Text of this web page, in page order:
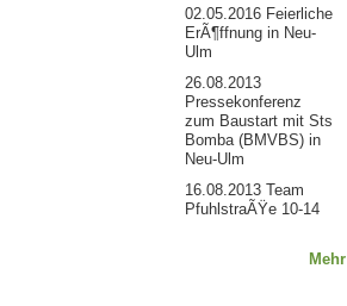
02.05.2016 Feierliche
ErÃ¶ffnung in Neu-
Ulm
26.08.2013
Pressekonferenz
zum Baustart mit Sts
Bomba (BMVBS) in
Neu-Ulm
16.08.2013 Team
PfuhlstraÃŸe 10-14
Mehr